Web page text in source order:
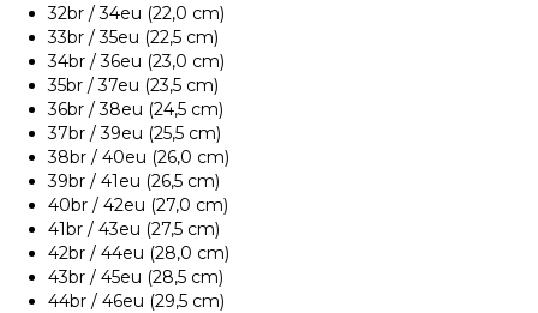
32br / 34eu (22,0 cm)
33br / 35eu (22,5 cm)
34br / 36eu (23,0 cm)
35br / 37eu (23,5 cm)
36br / 38eu (24,5 cm)
37br / 39eu (25,5 cm)
38br / 40eu (26,0 cm)
39br / 41eu (26,5 cm)
40br / 42eu (27,0 cm)
41br / 43eu (27,5 cm)
42br / 44eu (28,0 cm)
43br / 45eu (28,5 cm)
44br / 46eu (29,5 cm)